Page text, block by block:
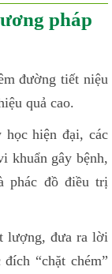
pháp
đường tiết niệu
quả cao.
hiện đại, các
khuẩn gây bệnh,
phác đồ điều trị
lượng, đưa ra lời
“chặt chém”